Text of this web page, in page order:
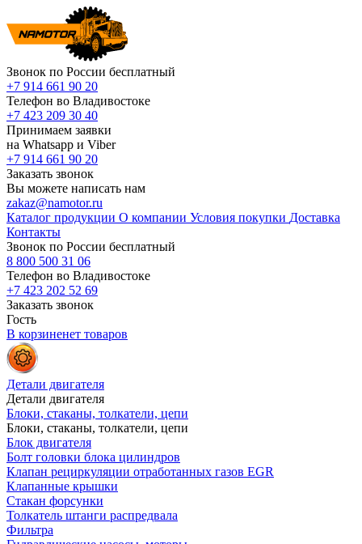
Звонок по России бесплатный
+7 914 661 90 20
Телефон во Владивостоке
+7 423 209 30 40
Принимаем заявки
на Whatsapp и Viber
+7 914 661 90 20
Заказать звонок
Вы можете написать нам
zakaz@namotor.ru
Каталог продукции О компании Условия покупки Доставка
Контакты
Звонок по России бесплатный
8 800 500 31 06
Телефон во Владивостоке
+7 423 202 52 69
Заказать звонок
Гость
В корзиненет товаров
Детали двигателя
Детали двигателя
Блоки, стаканы, толкатели, цепи
Блоки, стаканы, толкатели, цепи
Блок двигателя
Болт головки блока цилиндров
Клапан рециркуляции отработанных газов EGR
Клапанные крышки
Стакан форсунки
Толкатель штанги распредвала
Фильтра